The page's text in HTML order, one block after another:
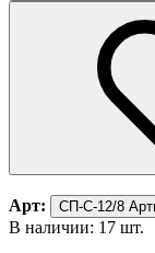
Арт: СП-С-12/8
В наличии: 17 шт.